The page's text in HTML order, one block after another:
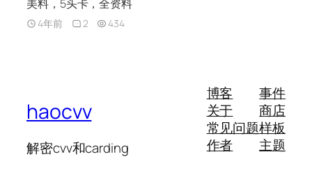
美料，5头卡，全资料
4年前 2 434
haocvv
解密cvv和carding
博客
关于
常见问题
作者
事件
商店
样板
主题